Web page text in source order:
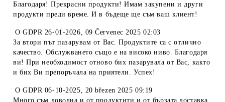
Благодаря! Прекрасни продукти! Имам закупени и други
продукти преди време. И в бъдеще ще съм ваш клиент!
OGDPR 26-01-2026, 09 Červenec 2025 02:03
За втори път пазарувам от Вас. Продуктите са с отлично
качество. Обслужването също е на високо ниво. Благодаря
ви! При необходимост отново бих пазарувала от Вас, както
и бих Ви препоръчала на приятели. Успех!
OGDPR 06-10-2025, 20 březen 2025 09:19
Много съм доволна и от продуктити и от бързата доставка.